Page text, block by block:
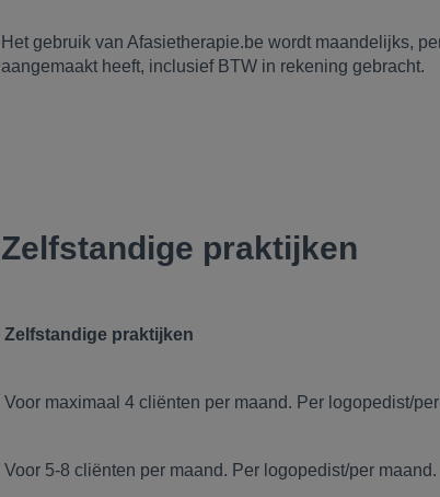
Het gebruik van Afasietherapie.be wordt maandelijks,
aangemaakt heeft, inclusief BTW in rekening gebracht.
Zelfstandige praktijken
Zelfstandige praktijken
Voor maximaal 4 cliënten per maand. Per logopedist/
Voor 5-8 cliënten per maand. Per logopedist/per maand.